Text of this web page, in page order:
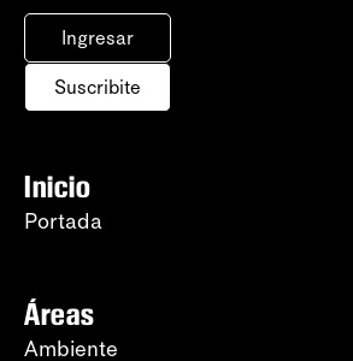
Ingresar
Suscribite
Inicio
Portada
Áreas
Ambiente